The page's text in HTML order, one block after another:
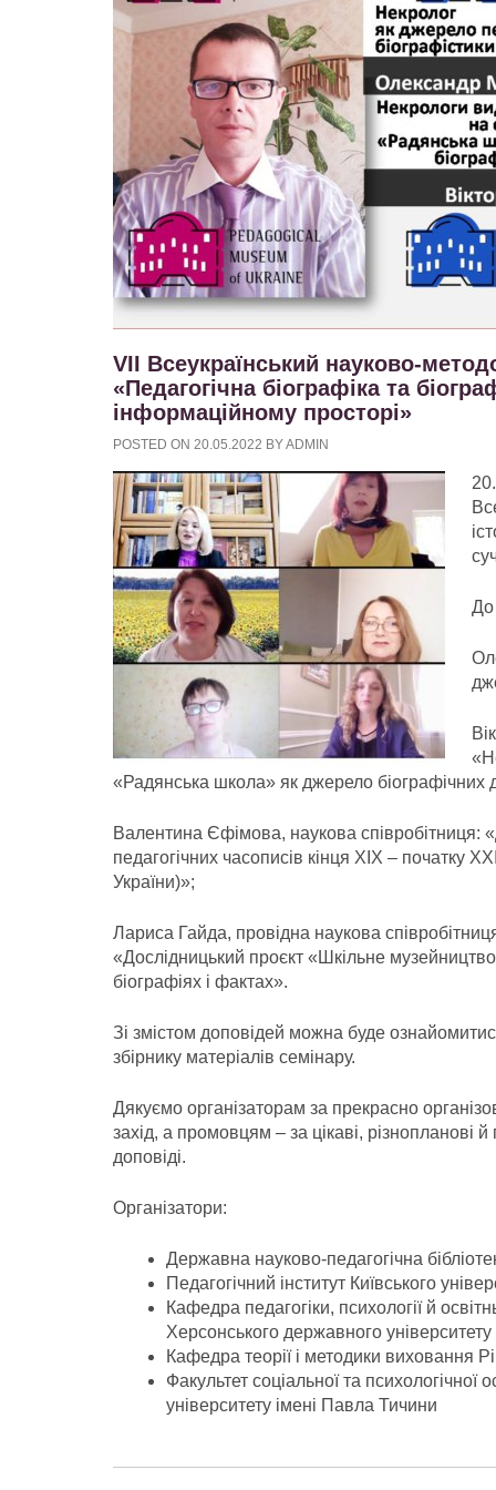
VII Всеукраїнський науково-
«Педагогічна біографіка та
інформаційному просторі»
POSTED ON 20.05.2022 BYADMIN
До
«Радянська школа» як джерело біографічних
Валентина Єфімова, наукова співробітниця:
педагогічних часописів кінця ХІХ – початку
України)»;
Лариса Гайда, провідна наукова
«Дослідницький проєкт «Шкільне
біографіях і фактах».
Зі змістом доповідей можна буде
збірнику матеріалів семінару.
Дякуємо організаторам за прекрасно
захід, а промовцям – за цікаві, різнопланові й
доповіді.
Організатори:
Державна науково-педагогічна
Педагогічний інститут Київського
Кафедра педагогіки, психології й
Херсонського державного університету
Кафедра теорії і методики виховання
Факультет соціальної та психологічної
університету імені Павла Тичини